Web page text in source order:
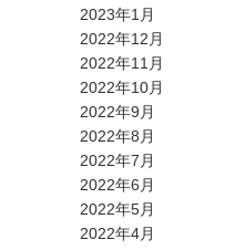
2023年1月
2022年12月
2022年11月
2022年10月
2022年9月
2022年8月
2022年7月
2022年6月
2022年5月
2022年4月